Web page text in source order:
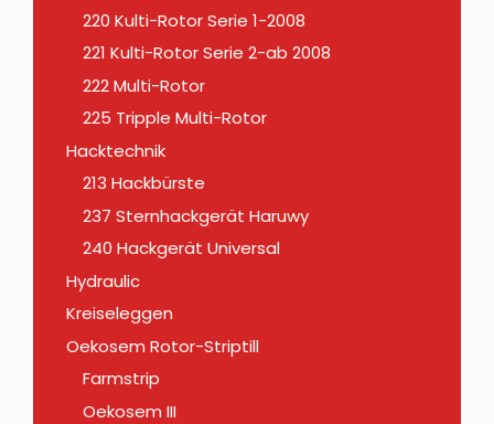
220 Kulti-Rotor Serie 1-2008
221 Kulti-Rotor Serie 2-ab 2008
222 Multi-Rotor
225 Tripple Multi-Rotor
Hacktechnik
213 Hackbürste
237 Sternhackgerät Haruwy
240 Hackgerät Universal
Hydraulic
Kreiseleggen
Oekosem Rotor-Striptill
Farmstrip
Oekosem III